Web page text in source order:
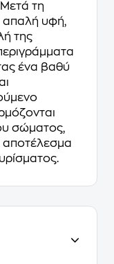
τη
απαλή υφή,
της
ένα βαθύ
σώματος,
αποτέλεσμα